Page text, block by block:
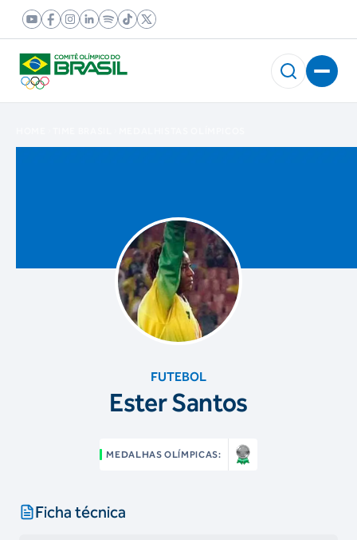
FUTEBOL
Ester Santos
MEDALHAS OLÍMPICAS:
Ficha técnica